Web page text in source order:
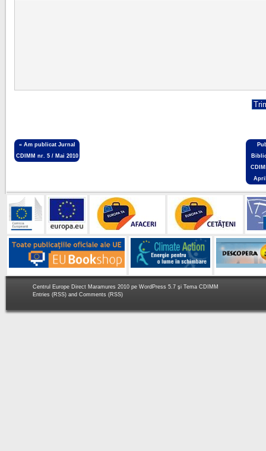
« Am publicat Jurnal
CDIMM nr. 5 / Mai 2010
Centrul Europe Direct Maramures 2010 pe WordPress 5.7 şi Tema CDIMM
Entries (RSS) and Comments (RSS)